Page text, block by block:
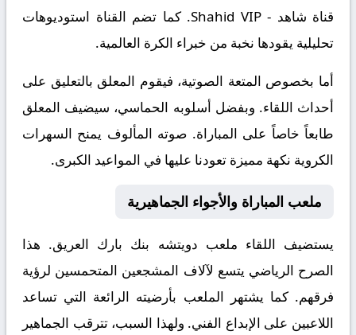
قناة شاهد - Shahid VIP
. كما تضم القناة استوديوهات
تحليلية يقودها نخبة من خبراء الكرة العالمية.
أما بخصوص المتعة الصوتية، فيقوم المعلق بالتعليق على
أحداث اللقاء. وبفضل أسلوبه الحماسي، سيضيف المعلق
طابعاً خاصاً على المباراة. صوته المألوف يمنح السهرات
الكروية نكهة مميزة تعودنا عليها في المواعيد الكبرى.
ملعب المباراة والأجواء الجماهيرية
يستضيف اللقاء ملعب دويتشه بنك بارك العريق. هذا
الصرح الرياضي يتسع لآلاف المشجعين المتحمسين لرؤية
فرقهم. كما يشتهر الملعب بأرضيته الرائعة التي تساعد
اللاعبين على الإبداع الفني. ولهذا السبب، تترقب الجماهير